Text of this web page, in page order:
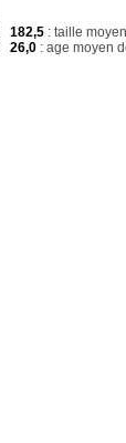
182,5 : taille
26,0 : age moyen